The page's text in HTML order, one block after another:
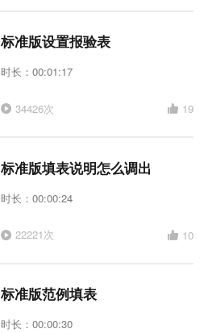
标准版设置报验表
时长：00:01:17
34426次 19
标准版填表说明怎么调出
时长：00:00:24
22221次 10
标准版范例填表
时长：00:00:30